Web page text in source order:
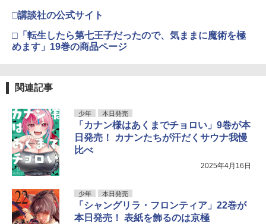
□講談社の公式サイト
□「転生したら第七王子だったので、気ままに魔術を極
めます」19巻の商品ページ
関連記事
少年 本日発売
「カナン様はあくまでチョロい」9巻が本
日発売！ カナンたちが汗だくサウナ我慢
比べ
2025年4月16日
少年 本日発売
「シャングリラ・フロンティア」22巻が
本日発売！ 表紙を飾るのは京極